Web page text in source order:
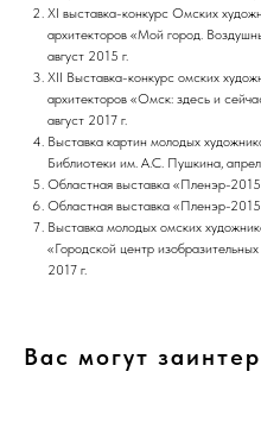
XI выставка-конкурс Омских
архитекторов «Мой город.
август 2015 г.
XII Выставка-конкурс омских
архитекторов «Омск: здесь и
август 2017 г.
Выставка картин молодых
Библиотеки им. А.С. Пушкина,
Областная выставка «Пленэр-
Областная выставка «Пленэр-
Выставка молодых омских
«Городской центр
2017 г.
Вас могут